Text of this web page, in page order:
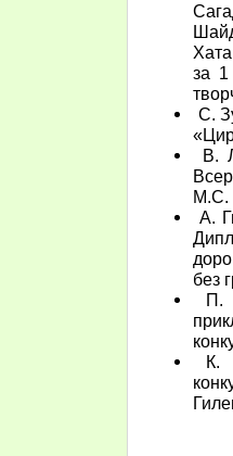
за 1
С.
В.
М.С.
А.
без
П.
К.